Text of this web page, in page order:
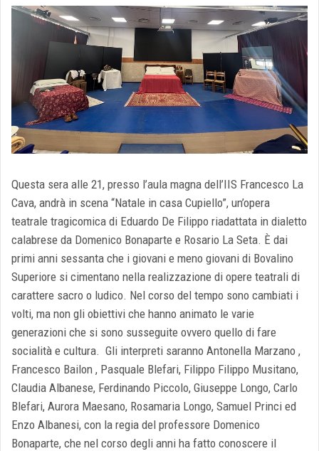
Questa sera alle 21, presso l’aula magna dell’IIS Francesco La
Cava, andrà in scena “Natale in casa Cupiello”, un’opera
teatrale tragicomica di Eduardo De Filippo riadattata in dialetto
calabrese da Domenico Bonaparte e Rosario La Seta. È dai
primi anni sessanta che i giovani e meno giovani di Bovalino
Superiore si cimentano nella realizzazione di opere teatrali di
carattere sacro o ludico. Nel corso del tempo sono cambiati i
volti, ma non gli obiettivi che hanno animato le varie
generazioni che si sono susseguite ovvero quello di fare
socialità e cultura. Gli interpreti saranno Antonella Marzano ,
Francesco Bailon , Pasquale Blefari, Filippo Filippo Musitano,
Claudia Albanese, Ferdinando Piccolo, Giuseppe Longo, Carlo
Blefari, Aurora Maesano, Rosamaria Longo, Samuel Princi ed
Enzo Albanesi, con la regia del professore Domenico
Bonaparte, che nel corso degli anni ha fatto conoscere il